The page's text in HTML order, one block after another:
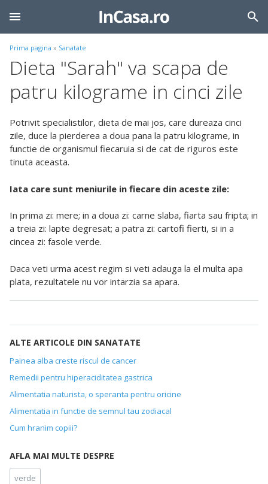
Prima pagina » Sanatate
Dieta "Sarah" va scapa de
patru kilograme in cinci zile
Potrivit specialistilor, dieta de mai jos, care dureaza cinci
zile, duce la pierderea a doua pana la patru kilograme, in
functie de organismul fiecaruia si de cat de riguros este
tinuta aceasta.
Iata care sunt meniurile in fiecare din aceste zile:
In prima zi: mere; in a doua zi: carne slaba, fiarta sau fripta; in
a treia zi: lapte degresat; a patra zi: cartofi fierti, si in a
cincea zi: fasole verde.
Daca veti urma acest regim si veti adauga la el multa apa
plata, rezultatele nu vor intarzia sa apara.
ALTE ARTICOLE DIN SANATATE
Painea alba creste riscul de cancer
Remedii pentru hiperaciditatea gastrica
Alimentatia naturista, o speranta pentru oricine
Alimentatia in functie de semnul tau zodiacal
Cum hranim copiii?
AFLA MAI MULTE DESPRE
verde